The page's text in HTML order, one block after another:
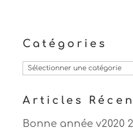
Catégories
Catégories
Articles
Bonne année v2020